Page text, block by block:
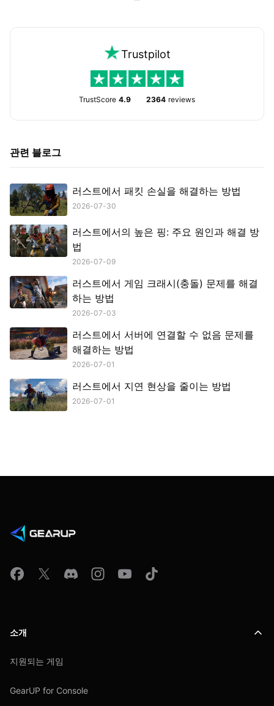
Trustpilot
TrustScore 4.9 2364 reviews
관련 블로그
러스트에서 패킷 손실을 해결하는 방법
2026-07-30
러스트에서의 높은 핑: 주요 원인과 해결 방
법
2026-07-09
러스트에서 게임 크래시(충돌) 문제를 해결
하는 방법
2026-07-03
러스트에서 서버에 연결할 수 없음 문제를
해결하는 방법
2026-07-01
러스트에서 지연 현상을 줄이는 방법
2026-07-01
소개
지원되는 게임
GearUP for Console